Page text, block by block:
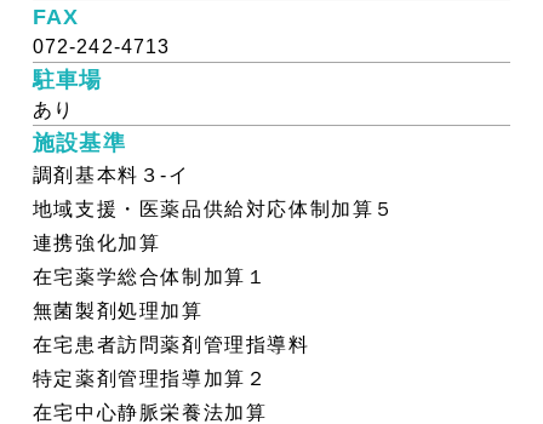
FAX
072-242-4713
駐車場
あり
施設基準
調剤基本料３-イ
地域支援・医薬品供給対応体制加算５
連携強化加算
在宅薬学総合体制加算１
無菌製剤処理加算
在宅患者訪問薬剤管理指導料
特定薬剤管理指導加算２
在宅中心静脈栄養法加算